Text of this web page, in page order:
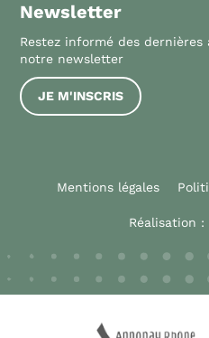
Newsletter
Restez informé des dernières
notre newsletter
JE M'INSCRIS
Mentions légales
Réalisation :